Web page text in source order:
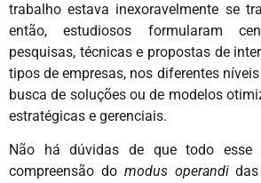
trabalho estava inexoravelmente se
então, estudiosos formularam
pesquisas, técnicas e propostas de
tipos de empresas, nos diferentes
busca de soluções ou de modelos
estratégicas e gerenciais.
Não há dúvidas de que todo esse
compreensão do modus operandidas